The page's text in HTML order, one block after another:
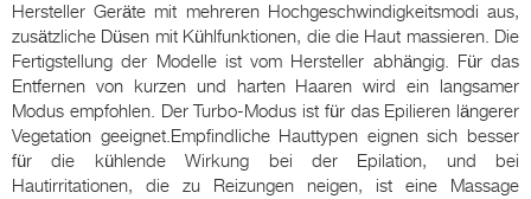
Hersteller Geräte mit mehreren Hochgeschwindigkeitsmodi aus,
zusätzliche Düsen mit Kühlfunktionen, die die Haut massieren. Die
Fertigstellung der Modelle ist vom Hersteller abhängig. Für das
Entfernen von kurzen und harten Haaren wird ein langsamer
Modus empfohlen. Der Turbo-Modus ist für das Epilieren längerer
Vegetation geeignet.Empfindliche Hauttypen eignen sich besser
für die kühlende Wirkung bei der Epilation, und bei
Hautirritationen, die zu Reizungen neigen, ist eine Massage